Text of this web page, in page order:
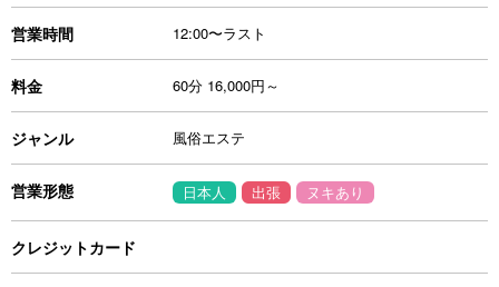
営業時間 12:00〜ラスト
料金 60分 16,000円～
ジャンル 風俗エステ
営業形態 日本人 出張 ヌキあり
クレジットカード